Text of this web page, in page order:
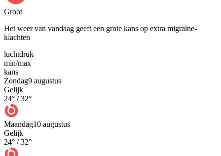
Groot
Het weer van vandaag geeft een grote kans op extra migraine-
klachten
luchtdruk
min/max
kans
Zondag9 augustus
Gelijk
24° /32°
Maandag10 augustus
Gelijk
24° /32°